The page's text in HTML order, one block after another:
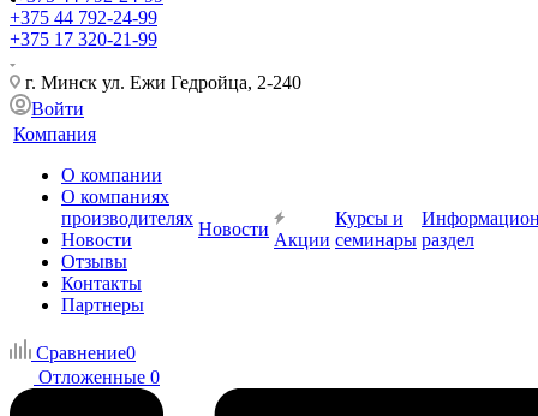
+375 44 792-24-99
+375 17 320-21-99
г. Минск ул. Ежи Гедройца, 2-240
Войти
Компания
О компании
О компаниях
производителях
Новости
Отзывы
Контакты
Партнеры
Новости
Акции
Курсы и
семинары раздел
Сравнение0
Отложенные 0